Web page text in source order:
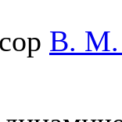
В. М.